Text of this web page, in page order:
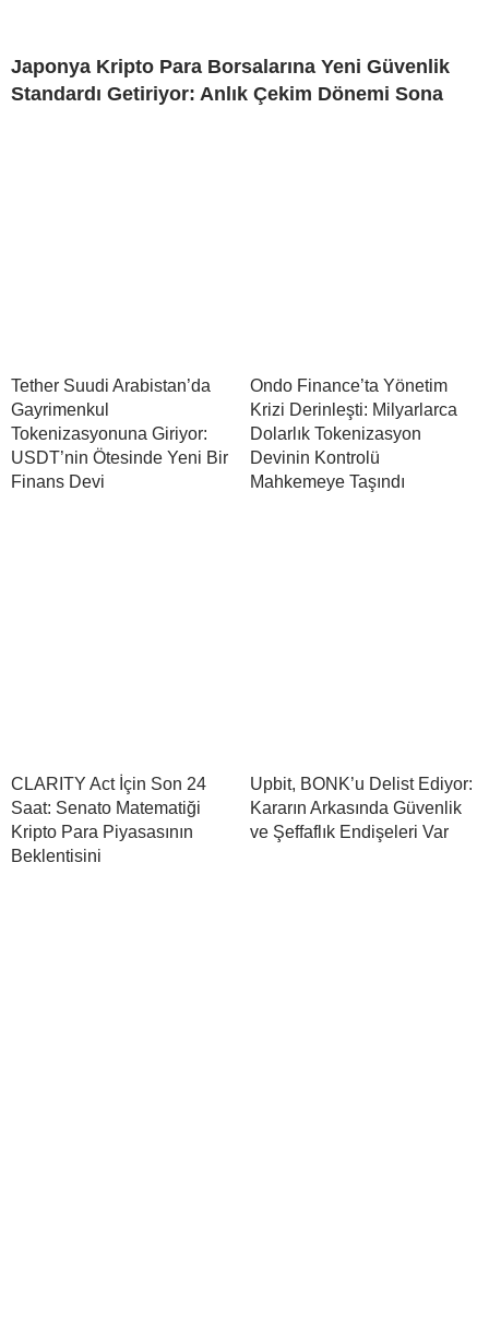
Japonya Kripto Para Borsalarına Yeni Güvenlik
Standardı Getiriyor: Anlık Çekim Dönemi Sona
Tether Suudi Arabistan’da
Gayrimenkul
Tokenizasyonuna Giriyor:
USDT’nin Ötesinde Yeni Bir
Finans Devi
Ondo Finance’ta Yönetim
Krizi Derinleşti: Milyarlarca
Dolarlık Tokenizasyon
Devinin Kontrolü
Mahkemeye Taşındı
CLARITY Act İçin Son 24
Saat: Senato Matematiği
Kripto Para Piyasasının
Beklentisini
Upbit, BONK’u Delist Ediyor:
Kararın Arkasında Güvenlik
ve Şeffaflık Endişeleri Var